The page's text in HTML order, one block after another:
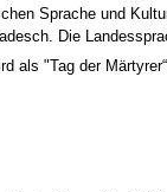
Sprache und
Die
als "Tag der